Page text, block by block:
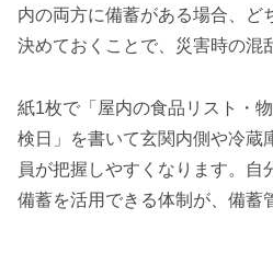
内の両方に備蓄がある場合、ど
決めておくことで、災害時の混
紙1枚で「屋内の食品リスト・
検日」を書いて玄関内側や冷蔵
員が把握しやすくなります。自
備蓄を活用できる体制が、備蓄